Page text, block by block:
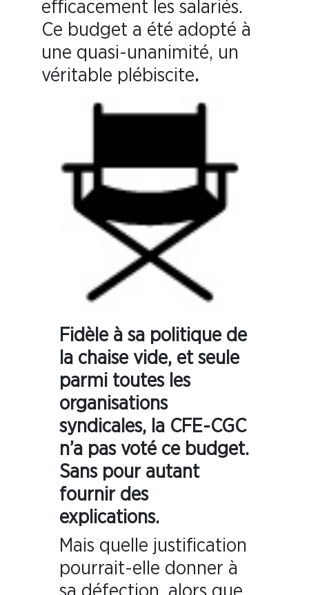
efficacement les salariés.
Ce budget a été adopté à
une quasi-unanimité, un
véritable plébiscite.
Fidèle à sa politique de
la chaise vide, et seule
parmi toutes les
organisations
syndicales, la CFE-CGC
n’a pas voté ce budget.
Sans pour autant
fournir des
explications.
Mais quelle justification
pourrait-elle donner à